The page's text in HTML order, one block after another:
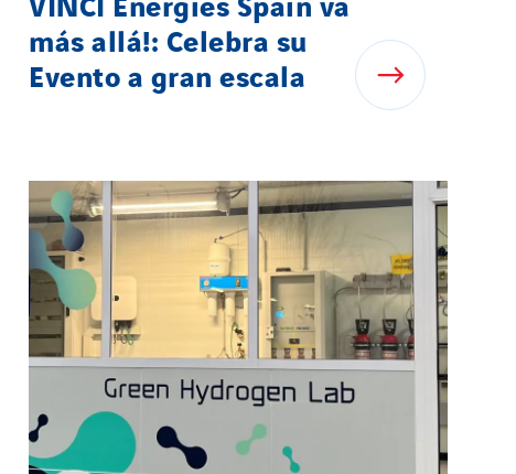
más allá!: Celebra su
Evento a gran escala